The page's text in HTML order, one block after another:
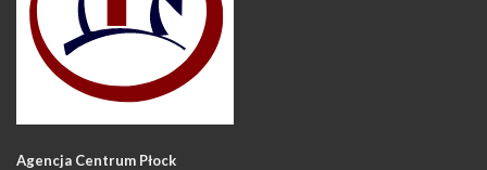
Agencja Centrum Płock